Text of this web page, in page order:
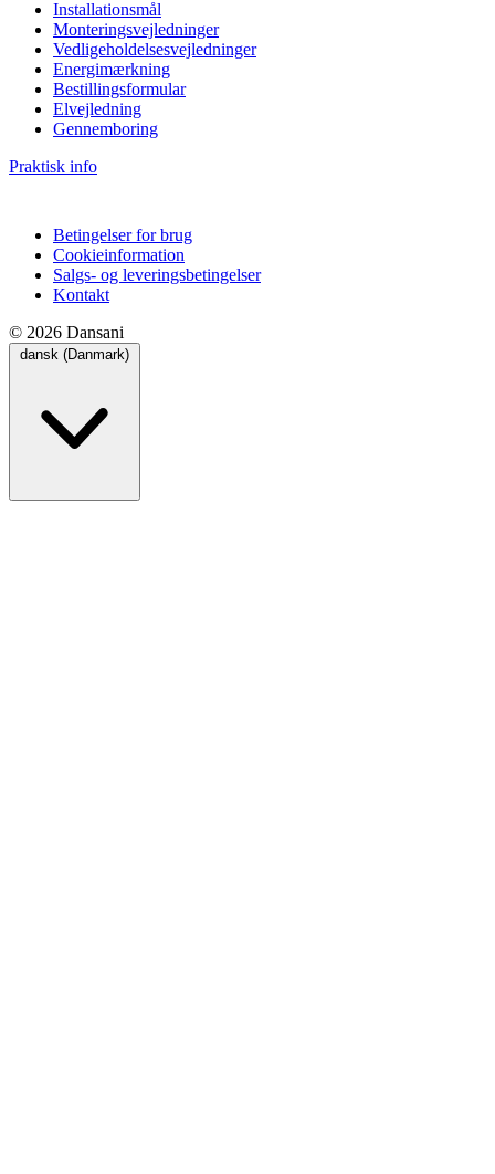
Installationsmål
Monteringsvejledninger
Vedligeholdelsesvejledninger
Energimærkning
Bestillingsformular
Elvejledning
Gennemboring
Praktisk info
Betingelser for brug
Cookieinformation
Salgs- og leveringsbetingelser
Kontakt
© 2026 Dansani
dansk (Danmark)